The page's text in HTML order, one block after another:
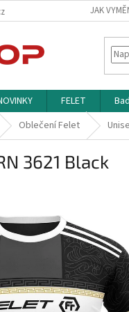
JAK
FELET
Oblečení Felet
3621 Black